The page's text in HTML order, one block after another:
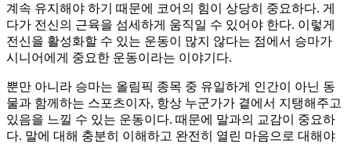
계속 유지해야 하기 때문에 코어의 힘이 상당히 중요하다. 게
다가 전신의 근육을 섬세하게 움직일 수 있어야 한다. 이렇게
전신을 활성화할 수 있는 운동이 많지 않다는 점에서 승마가
시니어에게 중요한 운동이라는 이야기다.
뿐만 아니라 승마는 올림픽 종목 중 유일하게 인간이 아닌 동
물과 함께하는 스포츠이자, 항상 누군가가 곁에서 지탱해주고
있음을 느낄 수 있는 운동이다. 때문에 말과의 교감이 중요하
다. 말에 대해 충분히 이해하고 완전히 열린 마음으로 대해야